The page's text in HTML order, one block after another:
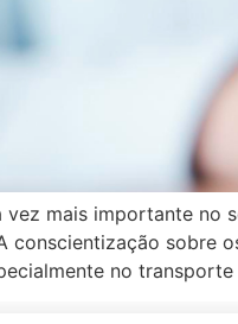
mais importante
conscientização sobre
no